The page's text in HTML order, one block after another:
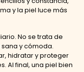
y la piel luce más
No se trata de
y cómoda.
hidratar y proteger
Al final, una piel bien